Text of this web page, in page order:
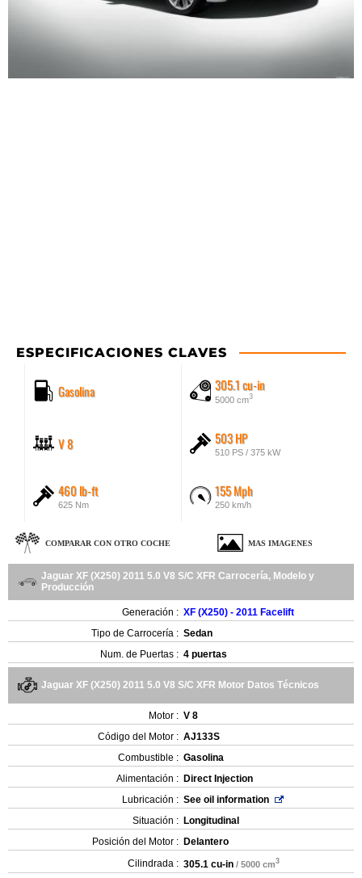
ESPECIFICACIONES CLAVES
Gasolina 305.1 cu-in
5000 cm3
V 8 503 HP
510 PS / 375 kW
460 lb-ft
625 Nm
155 Mph
250 km/h
COMPARAR CON OTRO COCHE MAS IMAGENES
Jaguar XF (X250) 2011 5.0 V8 S/C XFR Carrocería, Modelo y
Producción
Generación : XF (X250) - 2011 Facelift
Tipo de Carrocería : Sedan
Num. de Puertas : 4 puertas
Jaguar XF (X250) 2011 5.0 V8 S/C XFR Motor Datos Técnicos
Motor : V 8
Código del Motor : AJ133S
Combustible : Gasolina
Alimentación : Direct Injection
Lubricación : See oil information
Situación : Longitudinal
Posición del Motor : Delantero
Cilindrada : 305.1 cu-in / 5000 cm3